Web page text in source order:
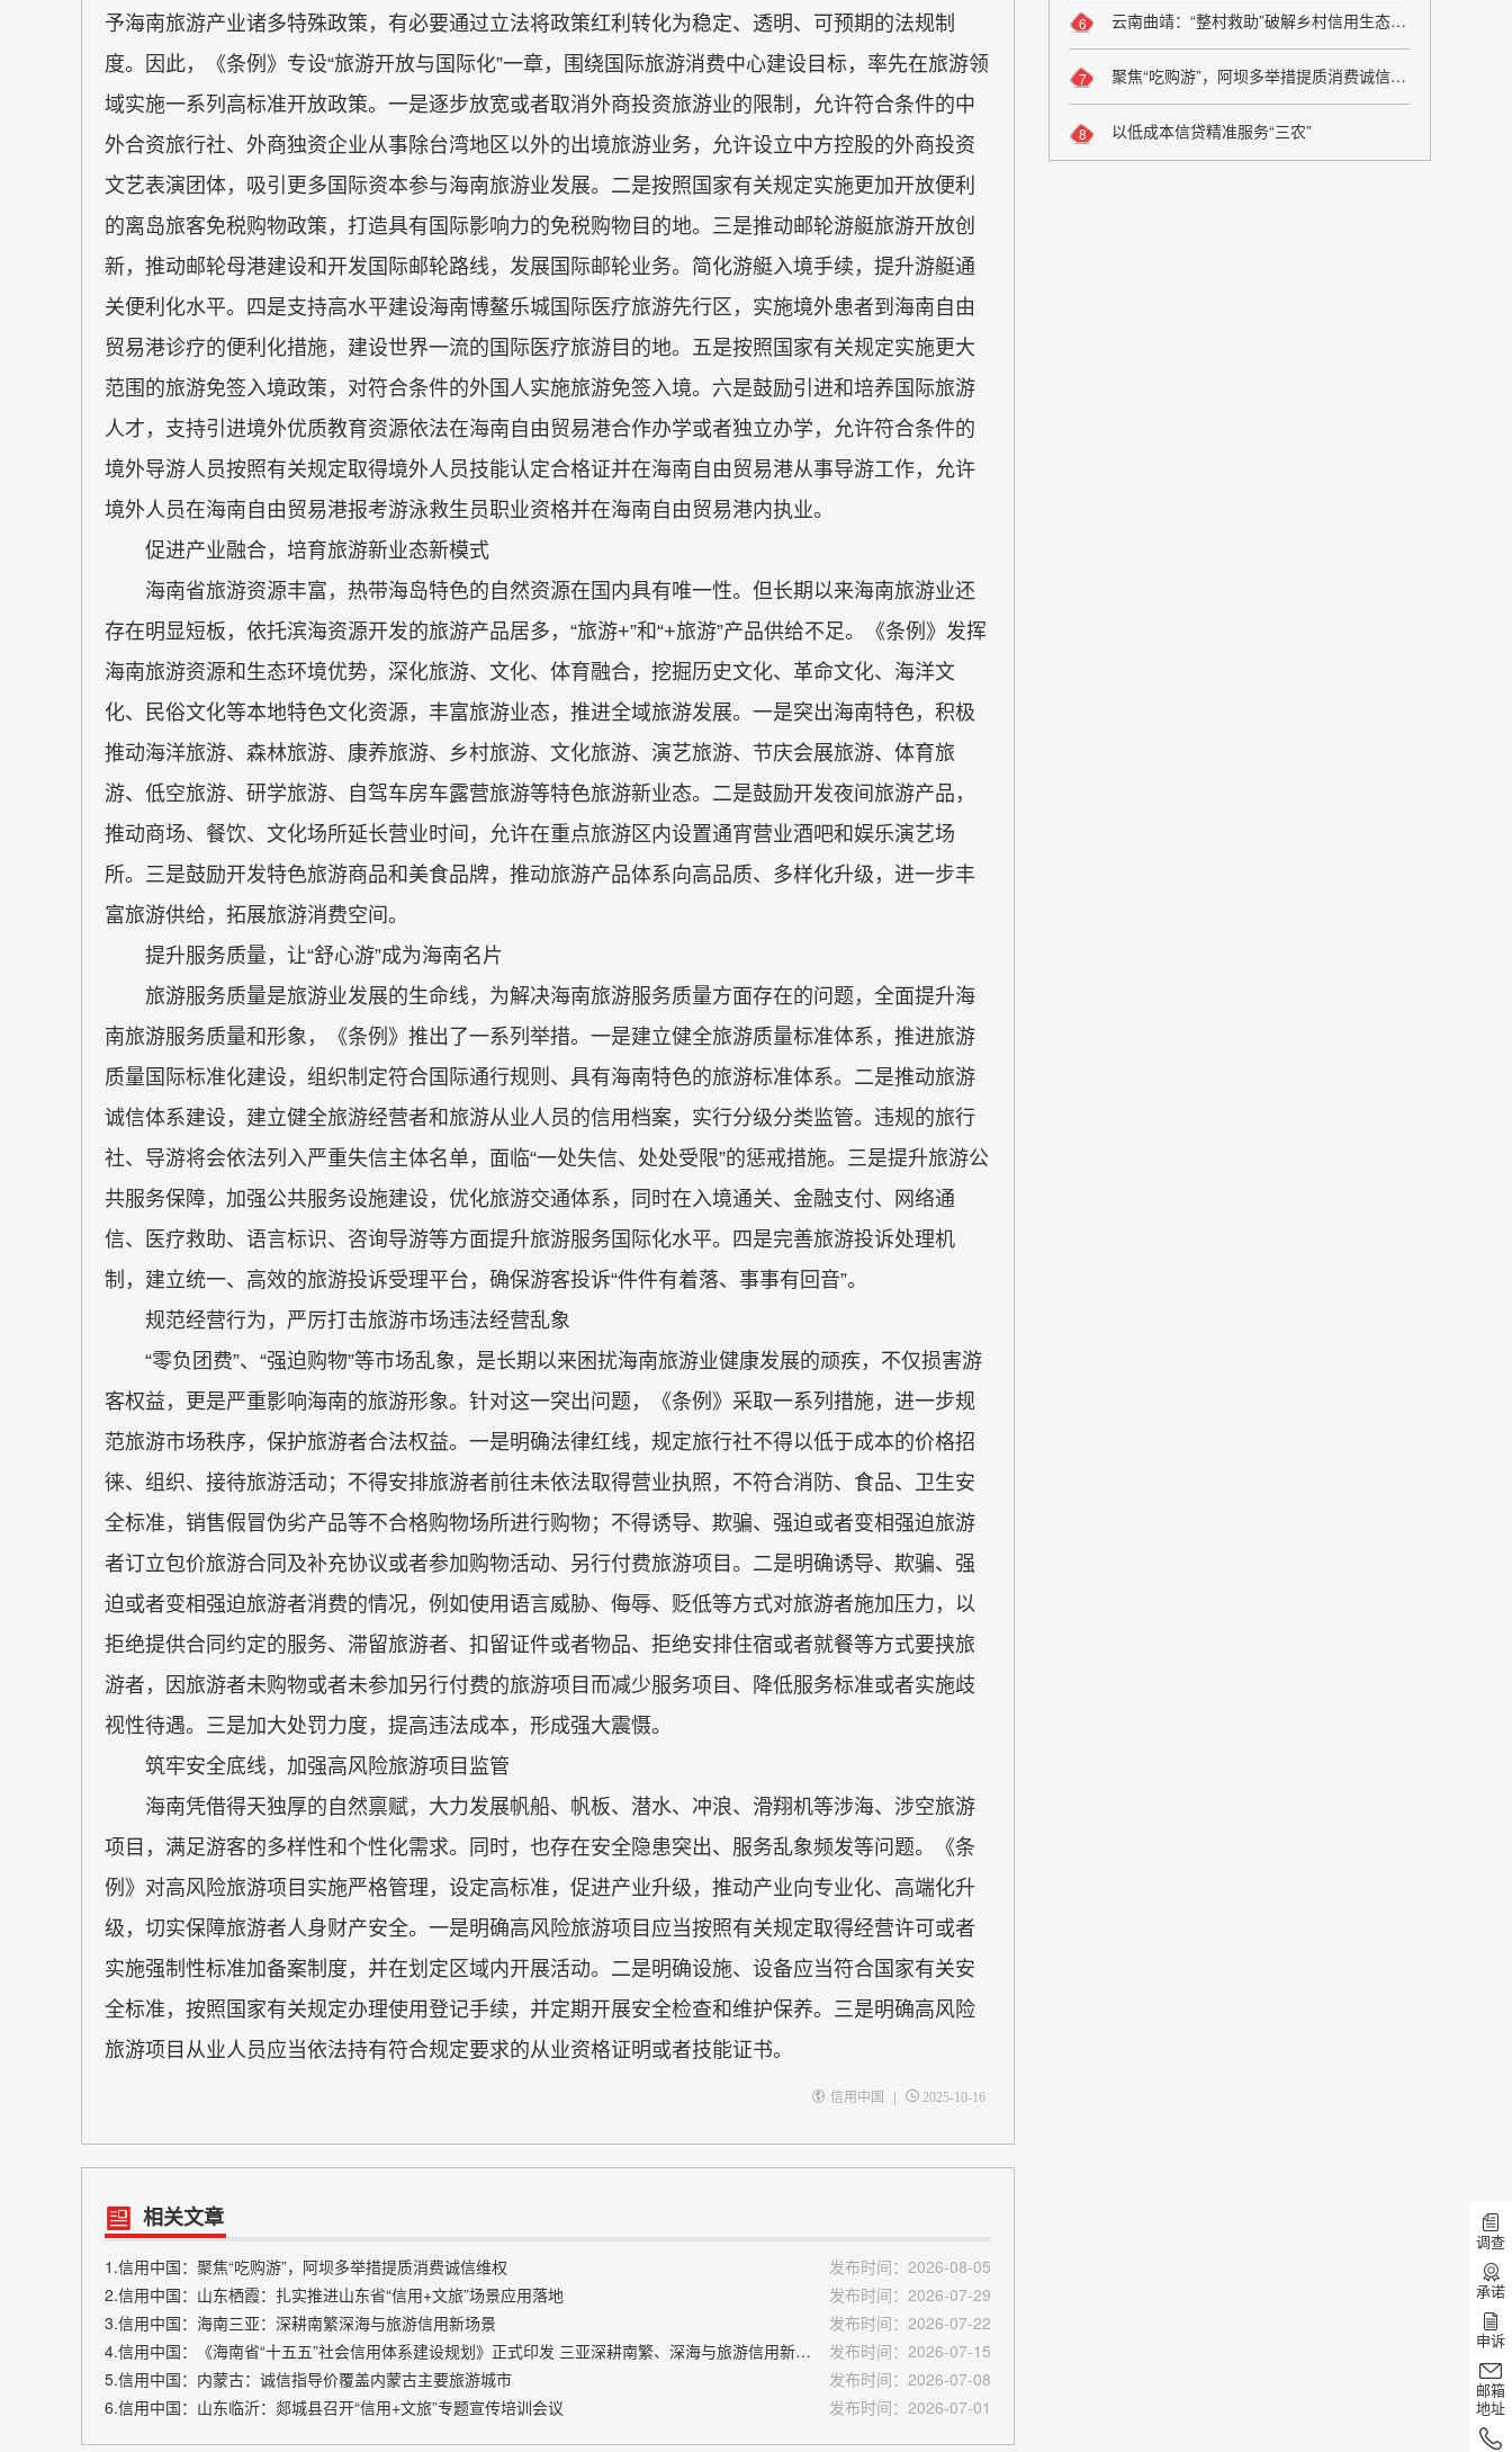
予海南旅游产业诸多特殊政策，有必要通过立法将政策红利转化为稳定、透明、可预期的法规制
度。因此，《条例》专设“旅游开放与国际化”一章，围绕国际旅游消费中心建设目标，率先在旅游领
域实施一系列高标准开放政策。一是逐步放宽或者取消外商投资旅游业的限制，允许符合条件的中
外合资旅行社、外商独资企业从事除台湾地区以外的出境旅游业务，允许设立中方控股的外商投资
文艺表演团体，吸引更多国际资本参与海南旅游业发展。二是按照国家有关规定实施更加开放便利
的离岛旅客免税购物政策，打造具有国际影响力的免税购物目的地。三是推动邮轮游艇旅游开放创
新，推动邮轮母港建设和开发国际邮轮路线，发展国际邮轮业务。简化游艇入境手续，提升游艇通
关便利化水平。四是支持高水平建设海南博鳌乐城国际医疗旅游先行区，实施境外患者到海南自由
贸易港诊疗的便利化措施，建设世界一流的国际医疗旅游目的地。五是按照国家有关规定实施更大
范围的旅游免签入境政策，对符合条件的外国人实施旅游免签入境。六是鼓励引进和培养国际旅游
人才，支持引进境外优质教育资源依法在海南自由贸易港合作办学或者独立办学，允许符合条件的
境外导游人员按照有关规定取得境外人员技能认定合格证并在海南自由贸易港从事导游工作，允许
境外人员在海南自由贸易港报考游泳救生员职业资格并在海南自由贸易港内执业。
促进产业融合，培育旅游新业态新模式
海南省旅游资源丰富，热带海岛特色的自然资源在国内具有唯一性。但长期以来海南旅游业还
存在明显短板，依托滨海资源开发的旅游产品居多，“旅游+”和“+旅游”产品供给不足。《条例》发挥
海南旅游资源和生态环境优势，深化旅游、文化、体育融合，挖掘历史文化、革命文化、海洋文
化、民俗文化等本地特色文化资源，丰富旅游业态，推进全域旅游发展。一是突出海南特色，积极
推动海洋旅游、森林旅游、康养旅游、乡村旅游、文化旅游、演艺旅游、节庆会展旅游、体育旅
游、低空旅游、研学旅游、自驾车房车露营旅游等特色旅游新业态。二是鼓励开发夜间旅游产品，
推动商场、餐饮、文化场所延长营业时间，允许在重点旅游区内设置通宵营业酒吧和娱乐演艺场
所。三是鼓励开发特色旅游商品和美食品牌，推动旅游产品体系向高品质、多样化升级，进一步丰
富旅游供给，拓展旅游消费空间。
提升服务质量，让“舒心游”成为海南名片
旅游服务质量是旅游业发展的生命线，为解决海南旅游服务质量方面存在的问题，全面提升海
南旅游服务质量和形象，《条例》推出了一系列举措。一是建立健全旅游质量标准体系，推进旅游
质量国际标准化建设，组织制定符合国际通行规则、具有海南特色的旅游标准体系。二是推动旅游
诚信体系建设，建立健全旅游经营者和旅游从业人员的信用档案，实行分级分类监管。违规的旅行
社、导游将会依法列入严重失信主体名单，面临“一处失信、处处受限”的惩戒措施。三是提升旅游公
共服务保障，加强公共服务设施建设，优化旅游交通体系，同时在入境通关、金融支付、网络通
信、医疗救助、语言标识、咨询导游等方面提升旅游服务国际化水平。四是完善旅游投诉处理机
制，建立统一、高效的旅游投诉受理平台，确保游客投诉“件件有着落、事事有回音”。
规范经营行为，严厉打击旅游市场违法经营乱象
“零负团费”、“强迫购物”等市场乱象，是长期以来困扰海南旅游业健康发展的顽疾，不仅损害游
客权益，更是严重影响海南的旅游形象。针对这一突出问题，《条例》采取一系列措施，进一步规
范旅游市场秩序，保护旅游者合法权益。一是明确法律红线，规定旅行社不得以低于成本的价格招
徕、组织、接待旅游活动；不得安排旅游者前往未依法取得营业执照，不符合消防、食品、卫生安
全标准，销售假冒伪劣产品等不合格购物场所进行购物；不得诱导、欺骗、强迫或者变相强迫旅游
者订立包价旅游合同及补充协议或者参加购物活动、另行付费旅游项目。二是明确诱导、欺骗、强
迫或者变相强迫旅游者消费的情况，例如使用语言威胁、侮辱、贬低等方式对旅游者施加压力，以
拒绝提供合同约定的服务、滞留旅游者、扣留证件或者物品、拒绝安排住宿或者就餐等方式要挟旅
游者，因旅游者未购物或者未参加另行付费的旅游项目而减少服务项目、降低服务标准或者实施歧
视性待遇。三是加大处罚力度，提高违法成本，形成强大震慑。
筑牢安全底线，加强高风险旅游项目监管
海南凭借得天独厚的自然禀赋，大力发展帆船、帆板、潜水、冲浪、滑翔机等涉海、涉空旅游
项目，满足游客的多样性和个性化需求。同时，也存在安全隐患突出、服务乱象频发等问题。《条
例》对高风险旅游项目实施严格管理，设定高标准，促进产业升级，推动产业向专业化、高端化升
级，切实保障旅游者人身财产安全。一是明确高风险旅游项目应当按照有关规定取得经营许可或者
实施强制性标准加备案制度，并在划定区域内开展活动。二是明确设施、设备应当符合国家有关安
全标准，按照国家有关规定办理使用登记手续，并定期开展安全检查和维护保养。三是明确高风险
旅游项目从业人员应当依法持有符合规定要求的从业资格证明或者技能证书。
信用中国 | 2025-10-16
相关文章
1.信用中国：聚焦“吃购游”，阿坝多举措提质消费诚信维权
发布时间：2026-08-05
2.信用中国：山东栖霞：扎实推进山东省“信用+文旅”场景应用落地
发布时间：2026-07-29
3.信用中国：海南三亚：深耕南繁深海与旅游信用新场景
发布时间：2026-07-22
4.信用中国：《海南省“十五五”社会信用体系建设规划》正式印发 三亚深耕南繁、深海与旅游信用新场景
发布时间：2026-07-15
5.信用中国：内蒙古：诚信指导价覆盖内蒙古主要旅游城市
发布时间：2026-07-08
6.信用中国：山东临沂：郯城县召开“信用+文旅”专题宣传培训会议
发布时间：2026-07-01
云南曲靖：“整村救助”破解乡村信用生态修复难题
6
聚焦“吃购游”，阿坝多举措提质消费诚信维权
7
以低成本信贷精准服务“三农”
8
调查
承诺
申诉
邮箱
地址